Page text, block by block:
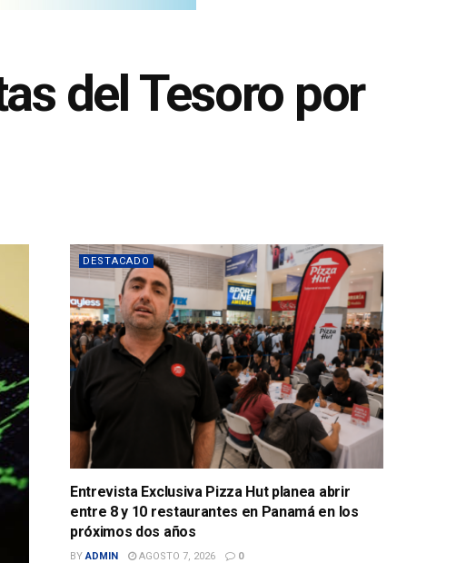
del Tesoro por
DESTACADO
Entrevista Exclusiva Pizza Hut planea abrir
entre 8 y 10 restaurantes en Panamá en los
próximos dos años
BY ADMIN AGOSTO 7, 2026 0